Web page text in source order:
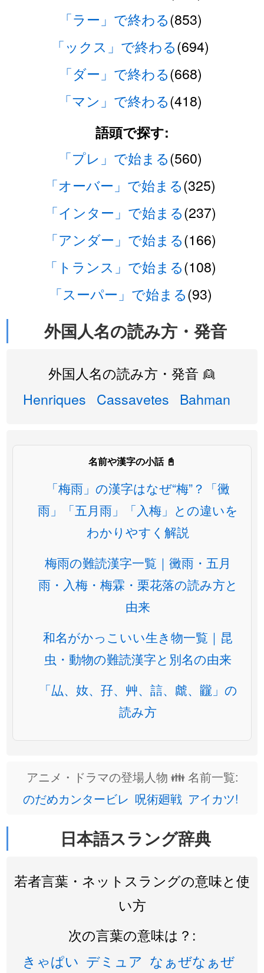
「ラー」で終わる(853)
「ックス」で終わる(694)
「ダー」で終わる(668)
「マン」で終わる(418)
語頭で探す:
「プレ」で始まる(560)
「オーバー」で始まる(325)
「インター」で始まる(237)
「アンダー」で始まる(166)
「トランス」で始まる(108)
「スーパー」で始まる(93)
外国人名の読み方・発音
外国人名の読み方・発音 👱
Henriques Cassavetes Bahman
名前や漢字の小話 📓
「梅雨」の漢字はなぜ“梅”？「黴
雨」「五月雨」「入梅」との違いを
わかりやすく解説
梅雨の難読漢字一覧｜黴雨・五月
雨・入梅・梅霖・栗花落の読み方と
由来
和名がかっこいい生き物一覧｜昆
虫・動物の難読漢字と別名の由来
「厸、奻、孖、艸、誩、虤、龖」の
読み方
アニメ・ドラマの登場人物 👪 名前一覧:
のだめカンタービレ 呪術廻戦 アイカツ!
日本語スラング辞典
若者言葉・ネットスラングの意味と使
い方
次の言葉の意味は？:
きゃぱい デミュア なぁぜなぁぜ